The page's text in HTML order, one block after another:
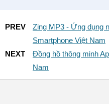
PREV
Zing MP3 - Ứng dụng
Smartphone Việt Nam
NEXT
Đồng hồ thông minh
Nam